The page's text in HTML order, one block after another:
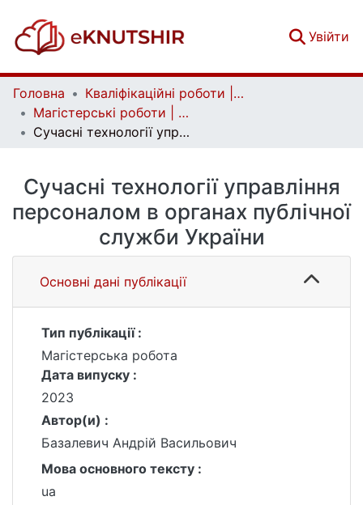
Увійти
Головна
Кваліфікаційні роботи | Qualifying works
Магістерські роботи | Master's theses
Сучасні технології управління персоналом в органах публічної служби України
Сучасні технології управління
персоналом в органах публічної
служби України
Основні дані публікації
Тип публікації :
Магістерська робота
Дата випуску :
2023
Автор(и) :
Базалевич Андрій Васильович
Мова основного тексту :
ua